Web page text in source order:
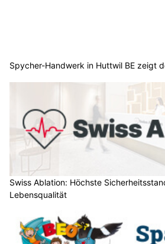
Spycher-Handwerk in Huttwil BE zeigt
Swiss Ablation: Höchste
Lebensqualität